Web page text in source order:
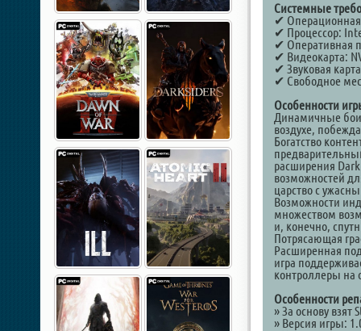
Системные
✔ Операционная
✔ Процессор:
✔ Оперативная
✔ Видеокарта:
✔ Звуковая
✔ Свободное
Особенности
Динамичные бои:
воздухе,
Богатство
расширения
возможностей
царство с
Возможности
множеством
и, конечно,
Потрясающая
Расширенная
игра
контроллеры на
Особенности
» За основу взят
» Версия игры: